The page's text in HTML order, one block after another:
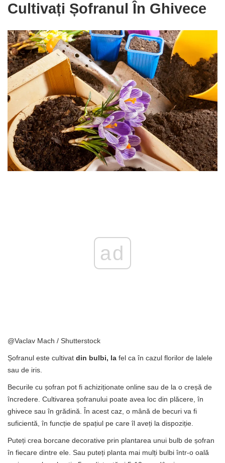
Cultivați Șofranul În Ghivece
ad
@Vaclav Mach / Shutterstock
Șofranul este cultivat din bulbi, la fel ca în cazul florilor de lalele
sau de iris.
Becurile cu șofran pot fi achiziționate online sau de la o creșă de
încredere. Cultivarea șofranului poate avea loc din plăcere, în
ghivece sau în grădină. În acest caz, o mână de becuri va fi
suficientă, în funcție de spațiul pe care îl aveți la dispoziție.
Puteți crea borcane decorative prin plantarea unui bulb de șofran
în fiecare dintre ele. Sau puteți planta mai mulți bulbi într-o oală